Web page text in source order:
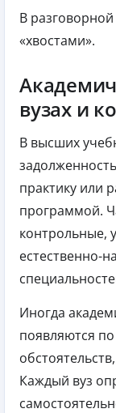
В
«хвостами».
вузах и
В высших
практику или
программой.
контрольные,
естественно-
Иногда
появляются
Каждый вуз